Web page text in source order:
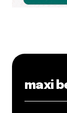
merci de
Les courts
percepteur
17 avril 2015 à 14 h
maxi